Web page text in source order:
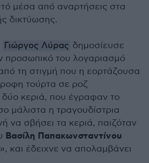
μέσα από αναρτήσεις στα
δικτύωσης.
Γιώργος Λύρας δημοσίευσε
προσωπικό του λογαριασμό
τη στιγμή που η εορτάζουσα
τούρτα σε ροζ
κεριά, που έγραφαν το
μάλιστα η τραγουδίστρια
να σβήσει τα κεριά, παιζόταν
Βασίλη Παπακωνσταντίνου
και έδειχνε να απολαμβάνει